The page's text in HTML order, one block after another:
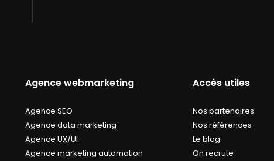
Agence webmarketing
Agence SEO
Agence data marketing
Agence UX/UI
Agence marketing automation
Accès utiles
Nos partenaires
Nos références
Le blog
On recrute